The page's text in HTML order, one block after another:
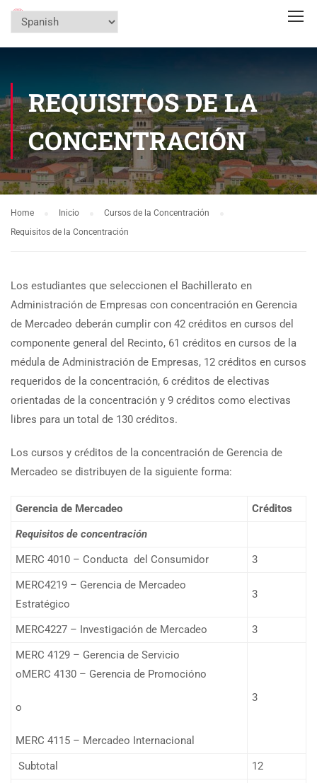
REQUISITOS DE LA
CONCENTRACIÓN
Home Inicio
Cursos de la Concentración
Requisitos de la Concentración
Los estudiantes que seleccionen el Bachillerato en
Administración de Empresas con concentración en Gerencia
de Mercadeo deberán cumplir con 42 créditos en cursos del
componente general del Recinto, 61 créditos en cursos de la
médula de Administración de Empresas, 12 créditos en cursos
requeridos de la concentración, 6 créditos de electivas
orientadas de la concentración y 9 créditos como electivas
libres para un total de 130 créditos.
Los cursos y créditos de la concentración de Gerencia de
Mercadeo se distribuyen de la siguiente forma:
Gerencia de Mercadeo
Créditos
Requisitos de concentración
MERC 4010 – Conducta del Consumidor
3
MERC4219 – Gerencia de Mercadeo
Estratégico
3
MERC4227 – Investigación de Mercadeo
3
MERC 4129 – Gerencia de Servicio
oMERC 4130 – Gerencia de Promocióno
o
MERC 4115 – Mercadeo Internacional
3
Subtotal
12